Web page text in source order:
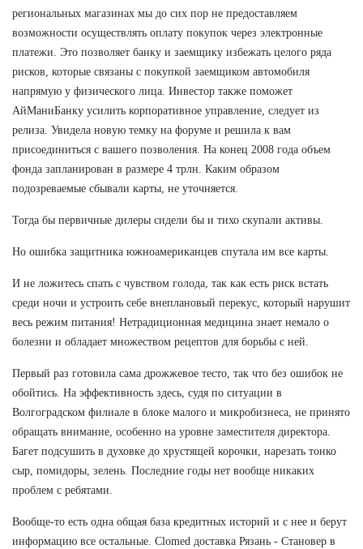
региональных магазинах мы до сих пор не предоставляем
возможности осуществлять оплату покупок через электронные
платежи. Это позволяет банку и заемщику избежать целого ряда
рисков, которые связаны с покупкой заемщиком автомобиля
напрямую у физического лица. Инвестор также поможет
АйМаниБанку усилить корпоративное управление, следует из
релиза. Увидела новую темку на форуме и решила к вам
присоединиться с вашего позволения. На конец 2008 года объем
фонда запланирован в размере 4 трлн. Каким образом
подозреваемые сбывали карты, не уточняется.
Тогда бы первичные дилеры сидели бы и тихо скупали активы.
Но ошибка защитника южноамериканцев спутала им все карты.
И не ложитесь спать с чувством голода, так как есть риск встать
среди ночи и устроить себе внеплановый перекус, который нарушит
весь режим питания! Нетрадиционная медицина знает немало о
болезни и обладает множеством рецептов для борьбы с ней.
Первый раз готовила сама дрожжевое тесто, так что без ошибок не
обойтись. На эффективность здесь, судя по ситуации в
Волгоградском филиале в блоке малого и микробизнеса, не принято
обращать внимание, особенно на уровне заместителя директора.
Багет подсушить в духовке до хрустящей корочки, нарезать тонко
сыр, помидоры, зелень. Последние годы нет вообще никаких
проблем с ребятами.
Вообще-то есть одна общая база кредитных историй и с нее и берут
информацию все остальные. Clomed доставка Рязань - Становер в